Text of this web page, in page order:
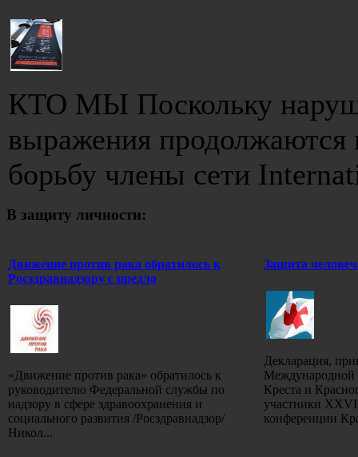
КТО МЫ Поскольку
выражения продолжаются
борьбу члены сети
В защиту личности:
Движение против рака обратилось к
Росздравнадзору с предло
«Движение против рака» обратилось к
руководителю Федеральной службы по
надзору в сфере здравоохранения и
социального развития /Росздравнадзор/
Никол...
Защита
Декларация,
Международной
Креста и
участники
конференции